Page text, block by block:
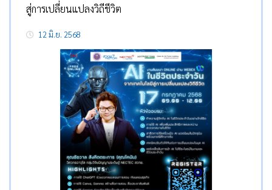
สู่การเปลี่ยนแปลงวิถีชีวิต
12 มิ.ย. 2568